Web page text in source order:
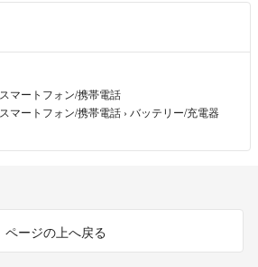
スマートフォン/携帯電話
スマートフォン/携帯電話 › バッテリー/充電器
ページの上へ戻る